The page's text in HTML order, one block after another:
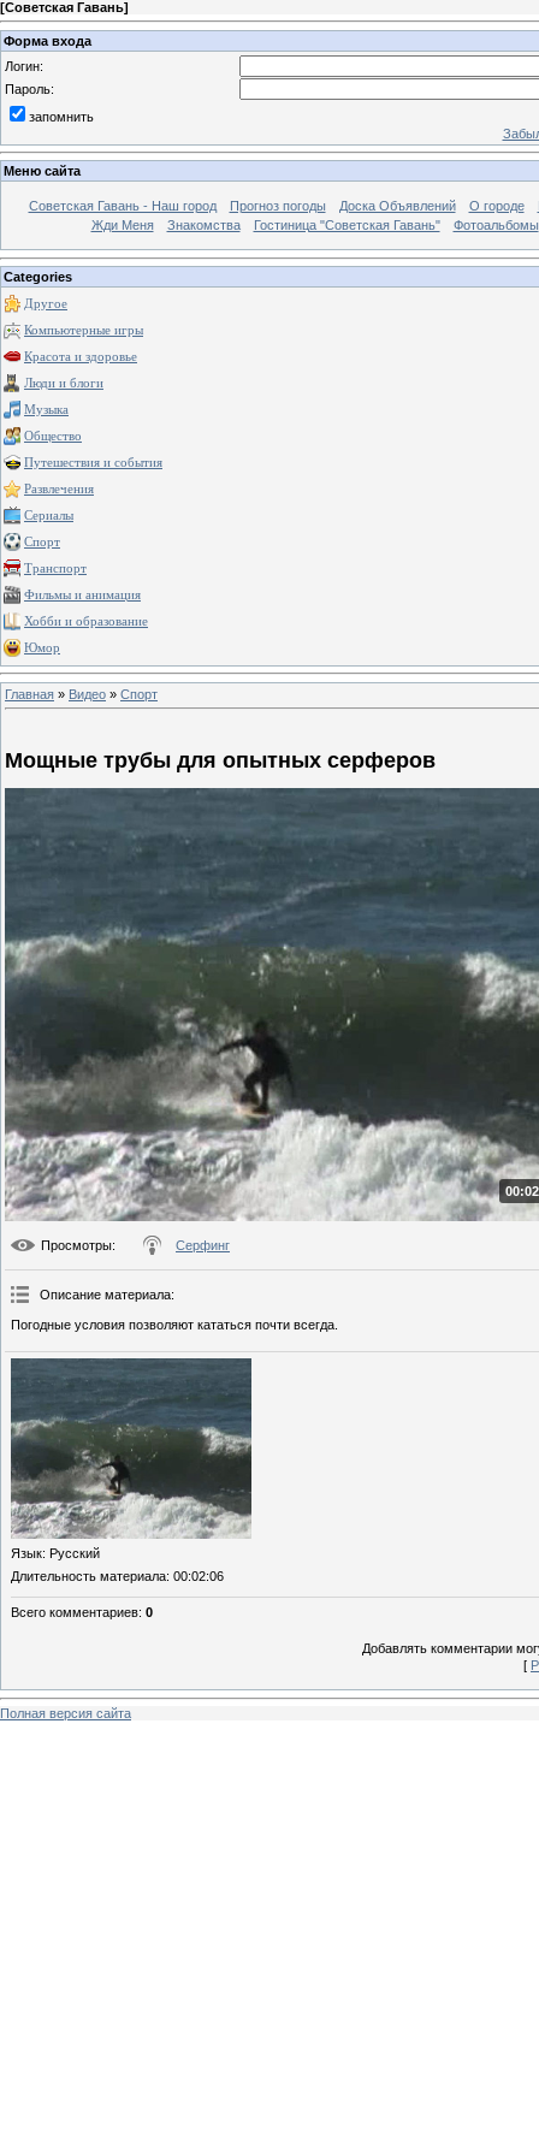
[Советская Гавань]
Форма входа
Логин:
Пароль:
запомнить
Меню сайта
Советская Гавань - Наш город Прогноз погоды Доска Объявлений О городе
Жди Меня
Знакомства Гостиница "Советская Гавань" Фотоальбомы
Categories
Другое
Компьютерные игры
Красота и здоровье
Люди и блоги
Музыка
Общество
Путешествия и события
Развлечения
Сериалы
Спорт
Транспорт
Фильмы и анимация
Хобби и образование
Юмор
Главная » Видео » Спорт
Мощные трубы для опытных серферов
Просмотры: Серфинг
Описание материала:
Погодные условия позволяют кататься почти всегда.
Язык: Русский
Длительность материала: 00:02:06
Всего комментариев: 0
Добавлять комментарии
[
Полная версия сайта